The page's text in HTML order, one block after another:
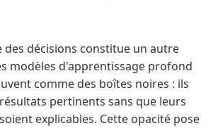
des décisions constitue un autre
modèles d'apprentissage profond
comme des boîtes noires : ils
pertinents sans que leurs
explicables. Cette opacité pose